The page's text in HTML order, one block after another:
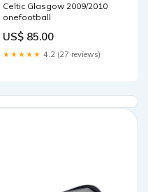
Celtic Glasgow 2009/2010
onefootball
US$ 85.00
★★★★★ 4.2 (27 reviews)